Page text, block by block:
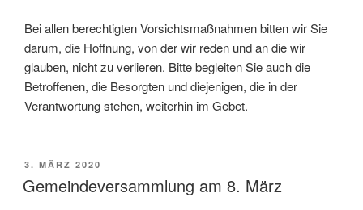
Bei allen berechtigten Vorsichtsmaßnahmen bitten wir Sie
darum, die Hoffnung, von der wir reden und an die wir
glauben, nicht zu verlieren. Bitte begleiten Sie auch die
Betroffenen, die Besorgten und diejenigen, die in der
Verantwortung stehen, weiterhin im Gebet.
VERÖFFENTLICHT
AM
3. MÄRZ 2020
Gemeindeversammlung am 8. März